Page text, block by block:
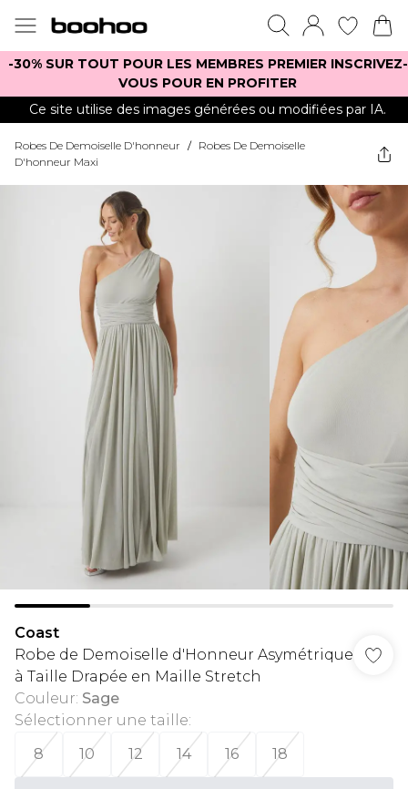
-30% SUR TOUT POUR LES MEMBRES PREMIER INSCRIVEZ-
VOUS POUR EN PROFITER
Ce site utilise des images générées ou modifiées par IA.
Robes De Demoiselle D'honneur / Robes De Demoiselle
D'honneur Maxi
Coast
Robe de Demoiselle d'Honneur Asymétrique
à Taille Drapée en Maille Stretch
Couleur: Sage
Sélectionner une taille:
8
10 12 14 16 18